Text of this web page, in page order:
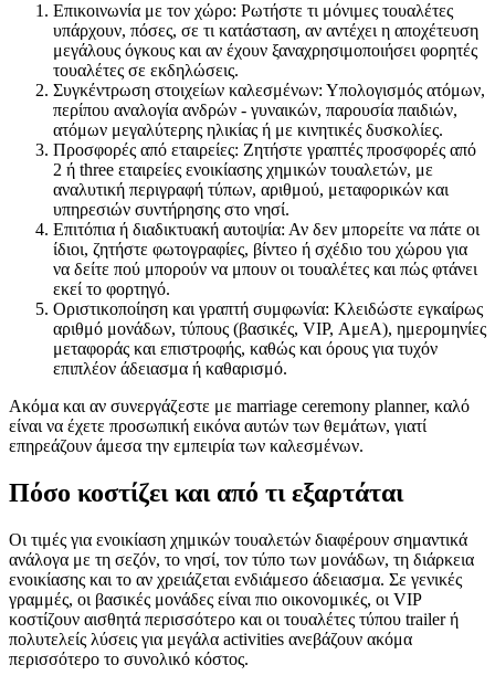
Επικοινωνία με τον χώρο: Ρωτήστε τι μόνιμες τουαλέτες
υπάρχουν, πόσες, σε τι κατάσταση, αν αντέχει η αποχέτευση
μεγάλους όγκους και αν έχουν ξαναχρησιμοποιήσει φορητές
τουαλέτες σε εκδηλώσεις.
Συγκέντρωση στοιχείων καλεσμένων: Υπολογισμός ατόμων,
περίπου αναλογία ανδρών - γυναικών, παρουσία παιδιών,
ατόμων μεγαλύτερης ηλικίας ή με κινητικές δυσκολίες.
Προσφορές από εταιρείες: Ζητήστε γραπτές προσφορές από
2 ή three εταιρείες ενοικίασης χημικών τουαλετών, με
αναλυτική περιγραφή τύπων, αριθμού, μεταφορικών και
υπηρεσιών συντήρησης στο νησί.
Επιτόπια ή διαδικτυακή αυτοψία: Αν δεν μπορείτε να πάτε οι
ίδιοι, ζητήστε φωτογραφίες, βίντεο ή σχέδιο του χώρου για
να δείτε πού μπορούν να μπουν οι τουαλέτες και πώς φτάνει
εκεί το φορτηγό.
Οριστικοποίηση και γραπτή συμφωνία: Κλειδώστε εγκαίρως
αριθμό μονάδων, τύπους (βασικές, VIP, ΑμεΑ), ημερομηνίες
μεταφοράς και επιστροφής, καθώς και όρους για τυχόν
επιπλέον άδειασμα ή καθαρισμό.
Ακόμα και αν συνεργάζεστε με marriage ceremony planner, καλό
είναι να έχετε προσωπική εικόνα αυτών των θεμάτων, γιατί
επηρεάζουν άμεσα την εμπειρία των καλεσμένων.
Πόσο κοστίζει και από τι εξαρτάται
Οι τιμές για ενοικίαση χημικών τουαλετών διαφέρουν σημαντικά
ανάλογα με τη σεζόν, το νησί, τον τύπο των μονάδων, τη διάρκεια
ενοικίασης και το αν χρειάζεται ενδιάμεσο άδειασμα. Σε γενικές
γραμμές, οι βασικές μονάδες είναι πιο οικονομικές, οι VIP
κοστίζουν αισθητά περισσότερο και οι τουαλέτες τύπου trailer ή
πολυτελείς λύσεις για μεγάλα activities ανεβάζουν ακόμα
περισσότερο το συνολικό κόστος.